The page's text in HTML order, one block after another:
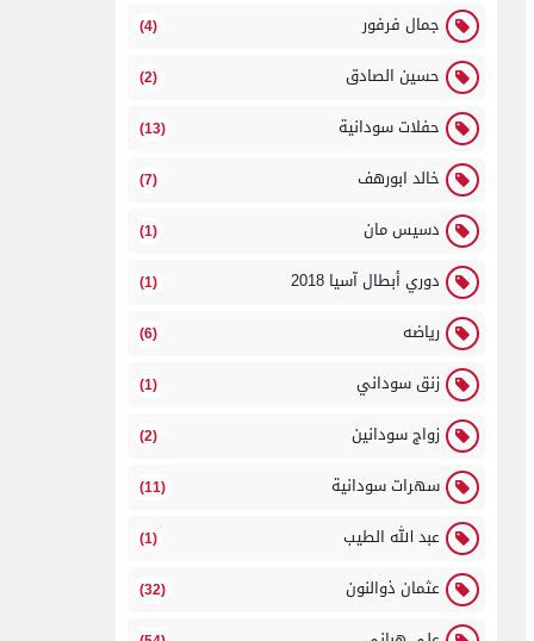
جمال فرفور (4)
حسين الصادق (2)
حفلات سودانية (13)
خالد ابورهف (7)
دسيس مان (1)
دوري أبطال آسيا 2018 (1)
رياضه (6)
زنق سوداني (1)
زواج سودانين (2)
سهرات سودانية (11)
عبد الله الطيب (1)
عثمان ذوالنون (32)